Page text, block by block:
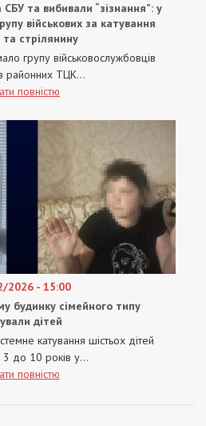
та вибивали “зізнання”: у
військових за катування
стрілянину
групу військовослужбовців
районних ТЦК...
повністю
2026 - 15:00
будинку сімейного типу
дітей
катування шістьох дітей
3 до 10 років у...
повністю